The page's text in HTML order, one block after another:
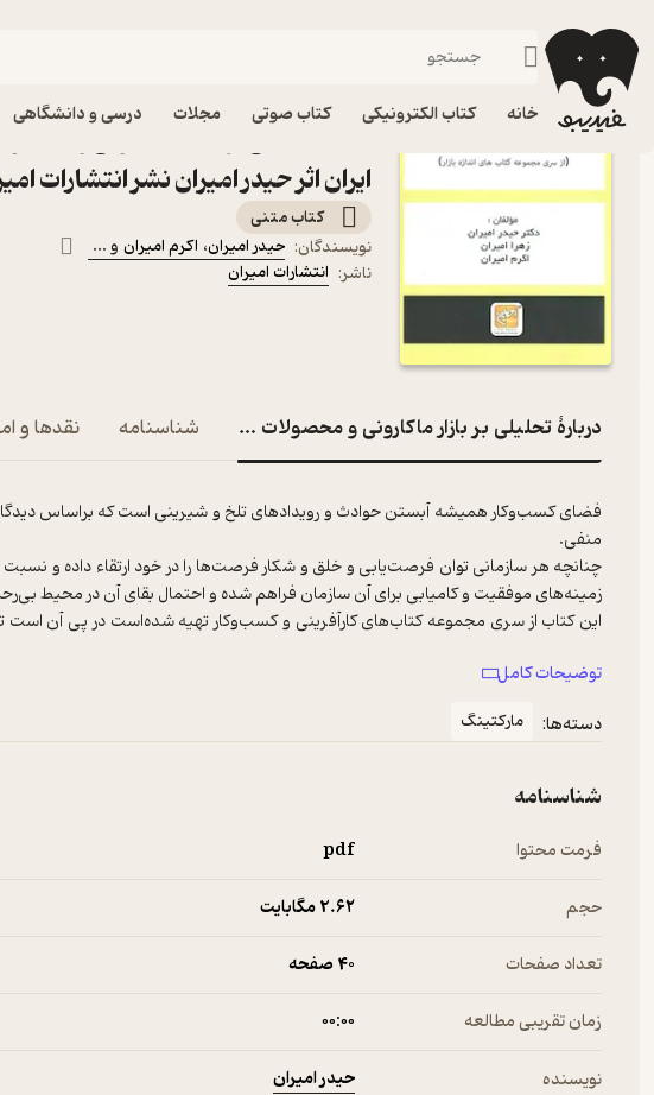
خانه کتاب الکترونیکی کتاب صوتی مجلات درسی و دانشگاهی
فیدیبو کتاب الکترونیکی
ایران اثر حیدر امیران نشر انتشارات
کتاب متنی
نویسندگان: حیدر امیران، اکرم امیران و ...
ناشر: انتشارات امیران
دربارۀ تحلیلی بر بازار ماکارونی و محصولات وابسته در ایران
شناسنامه نقدها و
فضای کسب‌وکار همیشه آبستن حوادث و رویدادهای تلخ و شیرینی است که براساس دیدگاه
چنانچه هر سازمانی توان فرصت‌یابی و خلق و شکار فرصت‌ها را در خود ارتقاء داده و
این کتاب از سری مجموعه‌ کتاب‌های کارآفرینی و کسب‌وکار تهیه شده‌است در پی آن است
کتابی که پیش رو دارید با این هدف به رشته تحریر درآمده‌است تا کسب‌وکار تحلیلی بر بازار
توضیحات کامل
دسته‌ها:
مارکتینگ
شناسنامه
فرمت محتوا pdf
حجم 2.۶۲ مگابایت
تعداد صفحات 40 صفحه
زمان تقریبی مطالعه ۰۰:۰۰
نویسنده حیدر امیران